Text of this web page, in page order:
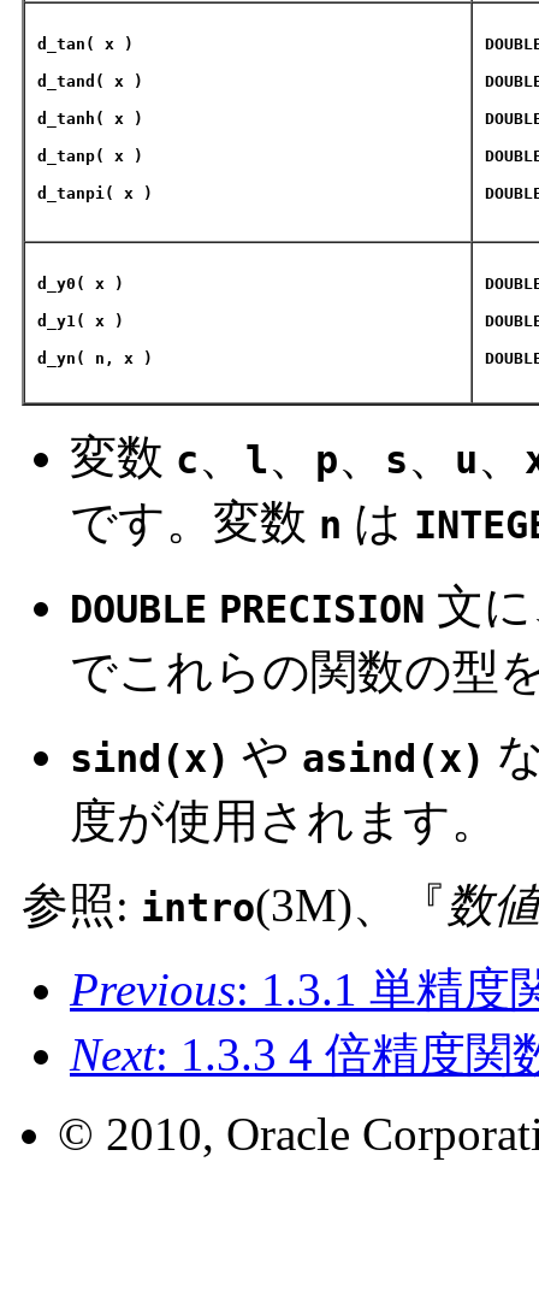
d_tan ( x )
d_tand ( x )
d_tanh ( x )
d_tanp( x )
d_tanpi ( x )
d_y0( x )
d_y1( x )
d_yn( n, x )
変数 c、 l、 p、 s、 u、
です。変数 n は
DOUBLE PRECISION 文
でこれらの関数の型
sind(x) や asind(x)
度が使用されます。
参照: intro(3M)、『数
Previous: 1.3.1 単精度
Next: 1.3.3 4 倍精度関
© 2010, Oracle